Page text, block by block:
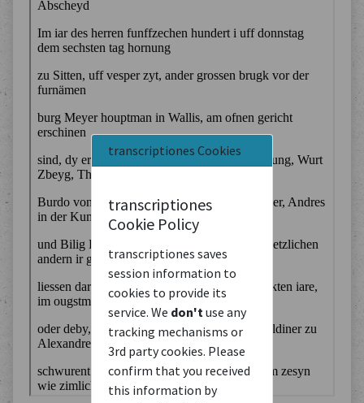
transcriptiones Cookies
transcriptiones
Cookie Policy
transcriptiones saves
session information to
cookies to provide its
service. We don't use any
tracking mechanisms or
3rd party cookies. Please
confirm that you received
this information by